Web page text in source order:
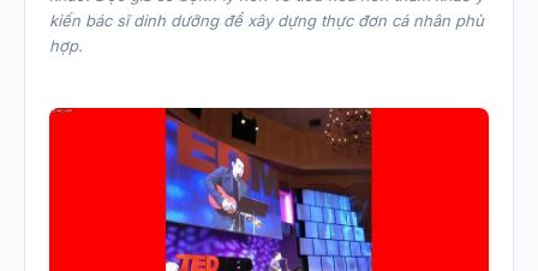
kiến bác sĩ dinh dưỡng để xây dựng thực đơn cá nhân phù
hợp.